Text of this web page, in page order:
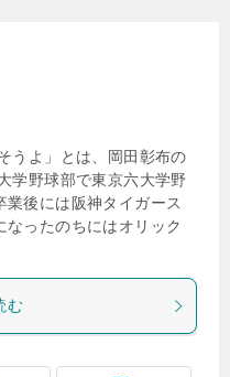
うよ」とは、岡田彰布の
学野球部で東京六大学野
後には阪神タイガース
ったのちにはオリック
む